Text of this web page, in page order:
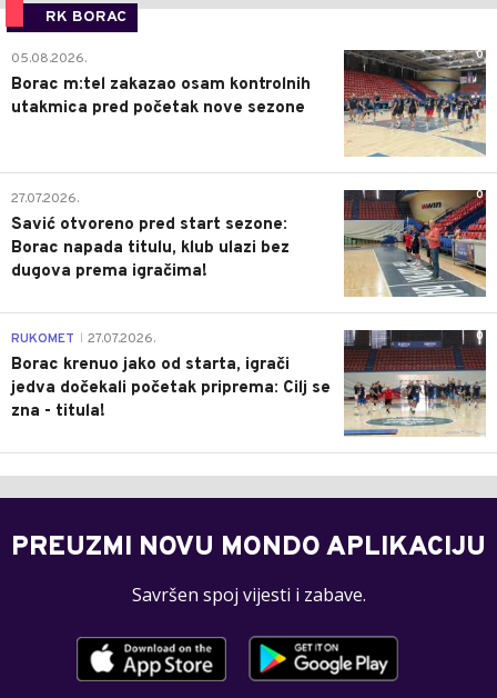
RK BORAC
0
05.08.2026.
Borac m:tel zakazao osam kontrolnih
utakmica pred početak nove sezone
0
27.07.2026.
Savić otvoreno pred start sezone:
Borac napada titulu, klub ulazi bez
dugova prema igračima!
0
RUKOMET 27.07.2026.
Borac krenuo jako od starta, igrači
jedva dočekali početak priprema: Cilj se
zna - titula!
PREUZMI NOVU MONDO APLIKACIJU
Savršen spoj vijesti i zabave.